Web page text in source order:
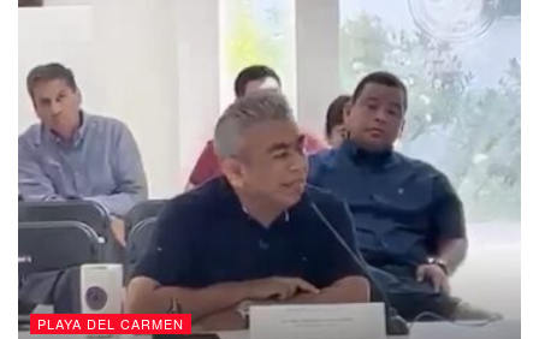
el medio ambiente, ya que no se debe acabar con lo que
genera recursos y propicia calidad de vida.
No dejes de Leer
PLAYA DEL CARMEN